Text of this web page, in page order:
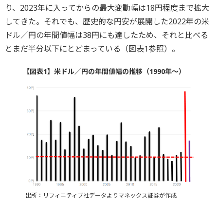
り、2023年に入ってからの最大変動幅は18円程度まで拡大
してきた。それでも、歴史的な円安が展開した2022年の米
ドル／円の年間値幅は38円にも達したため、それと比べる
とまだ半分以下にとどまっている（図表1参照）。
【図表1】米ドル／円の年間値幅の推移（1990年～）
出所：リフィニティブ社データよりマネックス証券が作成